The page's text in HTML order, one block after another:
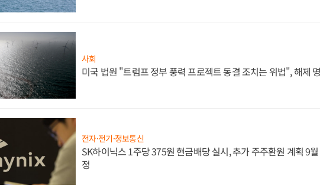
사회
미국 법원 "트럼프 정부 풍력 프로젝트 동결 조치는 위법", 해제
전자·전기·정보통신
SK하이닉스 1주당 375원 현금배당 실시, 추가 주주환원 계획 9
정